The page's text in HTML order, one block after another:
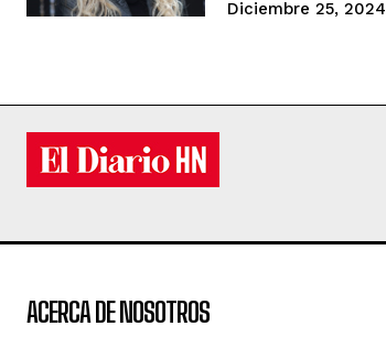
Diciembre 25, 2024
ACERCA DE NOSOTROS